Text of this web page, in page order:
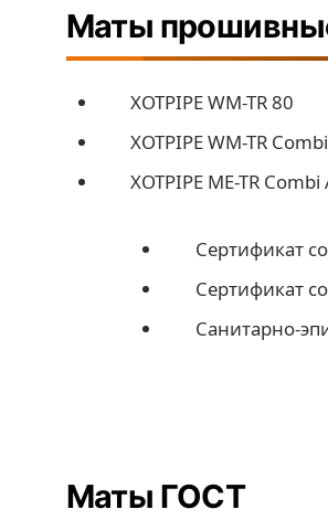
Маты
XOTPIPE WM-TR 80
XOTPIPE WM-TR Combi
XOTPIPE ME-TR
Сертификат
Сертификат
Санитарно-
Маты ГОСТ